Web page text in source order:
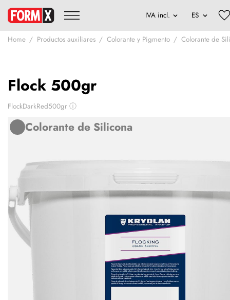
Home Productos auxiliares Colorante y Pigmento Colorante de
Flock 500gr
FlockDarkRed500gr ⓘ
Colorante de Silicona